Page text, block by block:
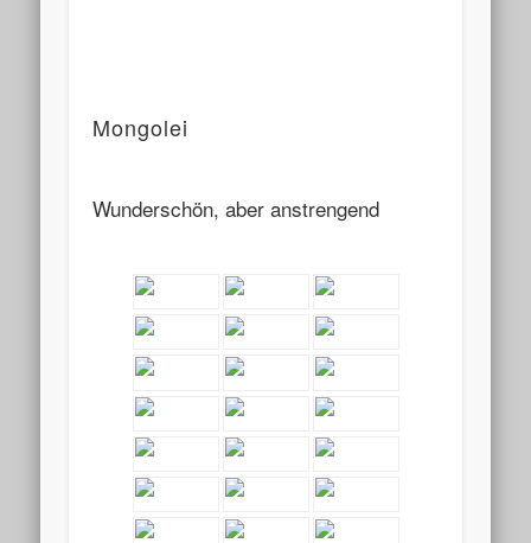
Mongolei
Wunderschön, aber anstrengend